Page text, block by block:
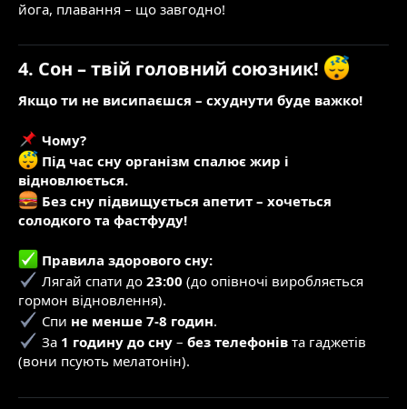
йога, плавання – що завгодно!
4. Сон – твій головний союзник!
Якщо ти не висипаєшся – схуднути буде важко!
Чому?
Під час сну організм спалює жир і
відновлюється.
Без сну підвищується апетит – хочеться
солодкого та фастфуду!
Правила здорового сну:
Лягай спати до 23:00 (до опівночі виробляється
гормон відновлення).
Спи не менше 7-8 годин.
За 1 годину до сну – без телефонів та гаджетів
(вони псують мелатонін).